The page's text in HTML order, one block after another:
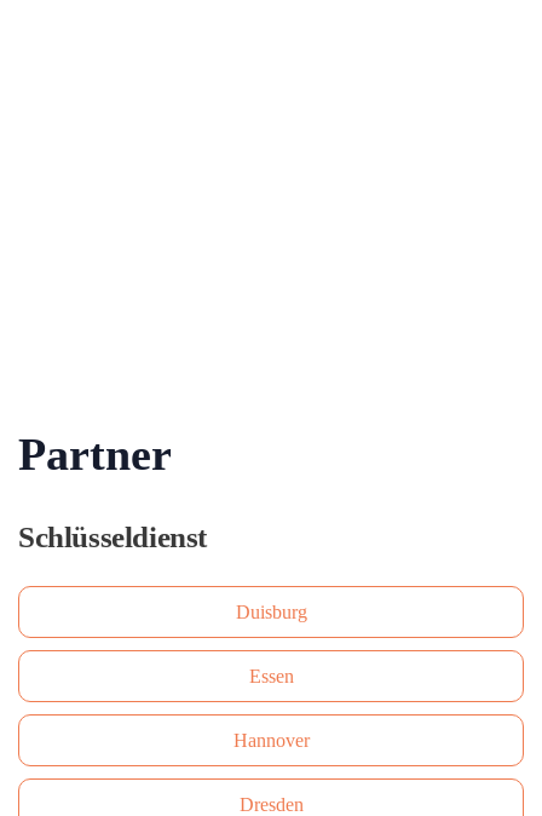
Partner
Schlüsseldienst
Duisburg
Essen
Hannover
Dresden